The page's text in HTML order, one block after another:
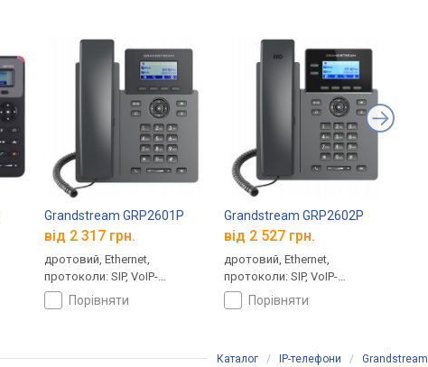
Grandstream GRP2601P
від 2 317 грн.
дротовий, Ethernet,
протоколи: SIP, VoIP-
акаунтів: 2порівняти
Grandstream GRP2602P
від 2 527 грн.
дротовий, Ethernet,
протоколи: SIP, VoIP-
акаунтів: 4порівняти
Каталог / IP-телефони / Grandstream